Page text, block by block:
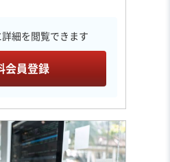
細を閲覧できます
会員登録